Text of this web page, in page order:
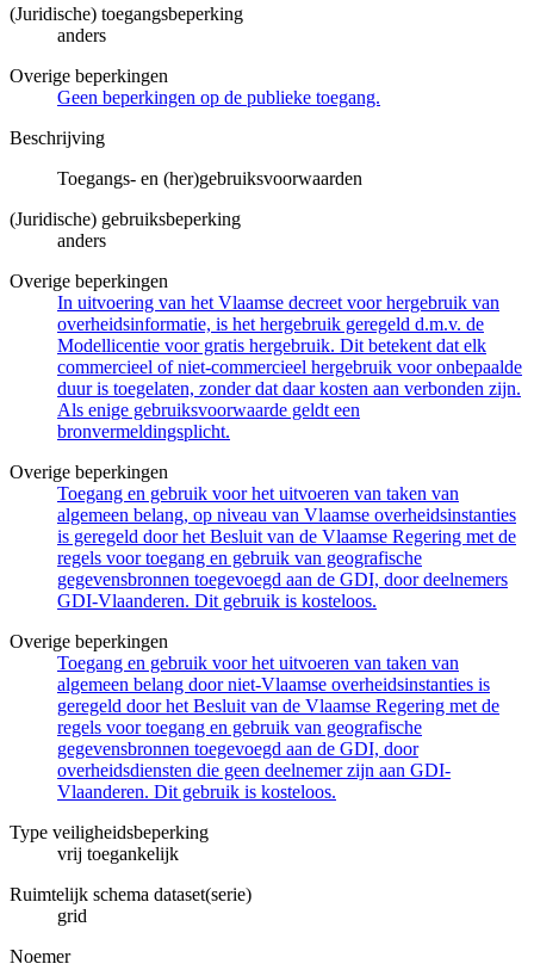
(Juridische) toegangsbeperking
anders
Overige beperkingen
Geen beperkingen op de publieke toegang.
Beschrijving
Toegangs- en (her)gebruiksvoorwaarden
(Juridische) gebruiksbeperking
anders
Overige beperkingen
In uitvoering van het Vlaamse decreet voor hergebruik van
overheidsinformatie, is het hergebruik geregeld d.m.v. de
Modellicentie voor gratis hergebruik. Dit betekent dat elk
commercieel of niet-commercieel hergebruik voor onbepaalde
duur is toegelaten, zonder dat daar kosten aan verbonden zijn.
Als enige gebruiksvoorwaarde geldt een
bronvermeldingsplicht.
Overige beperkingen
Toegang en gebruik voor het uitvoeren van taken van
algemeen belang, op niveau van Vlaamse overheidsinstanties
is geregeld door het Besluit van de Vlaamse Regering met de
regels voor toegang en gebruik van geografische
gegevensbronnen toegevoegd aan de GDI, door deelnemers
GDI-Vlaanderen. Dit gebruik is kosteloos.
Overige beperkingen
Toegang en gebruik voor het uitvoeren van taken van
algemeen belang door niet-Vlaamse overheidsinstanties is
geregeld door het Besluit van de Vlaamse Regering met de
regels voor toegang en gebruik van geografische
gegevensbronnen toegevoegd aan de GDI, door
overheidsdiensten die geen deelnemer zijn aan GDI-
Vlaanderen. Dit gebruik is kosteloos.
Type veiligheidsbeperking
vrij toegankelijk
Ruimtelijk schema dataset(serie)
grid
Noemer